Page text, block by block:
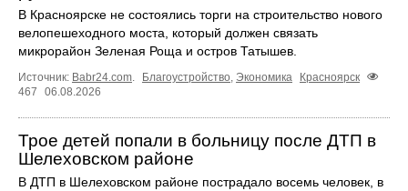
В Красноярске не состоялись торги на строительство нового
велопешеходного моста, который должен связать
микрорайон Зеленая Роща и остров Татышев.
Источник: Babr24.com. Благоустройство, Экономика
Красноярск
467
06.08.2026
Трое детей попали в больницу после ДТП в
Шелеховском районе
В ДТП в Шелеховском районе пострадало восемь человек, в